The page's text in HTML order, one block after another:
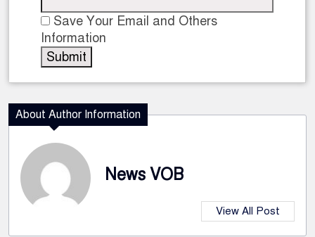
Save Your Email and Others
Information
About Author Information
News VOB
View All Post